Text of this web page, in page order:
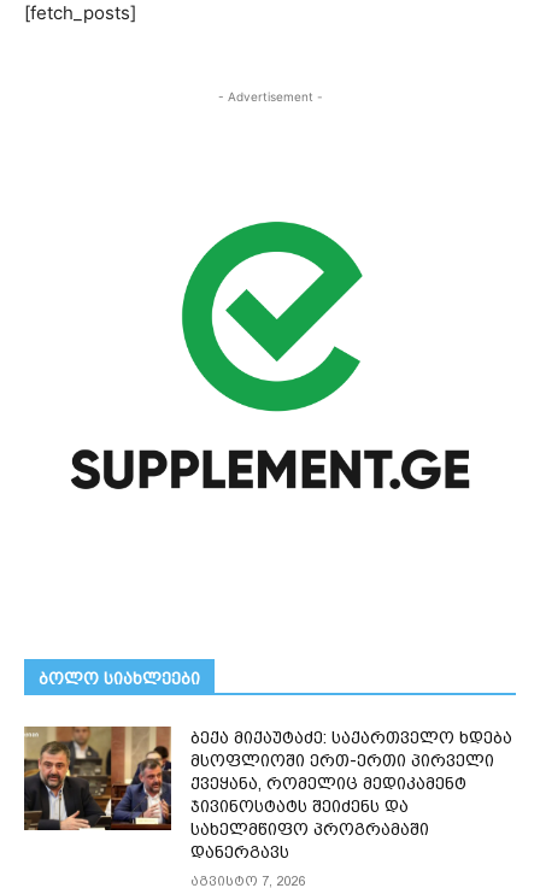
[fetch_posts]
- Advertisement -
ᲑᲝᲚᲝ ᲡᲘᲐᲮᲚᲔᲔᲑᲘ
ბექა მიქაუტაძე: საქართველო ხდება
მსოფლიოში ერთ-ერთი პირველი
ქვეყანა, რომელიც მედიკამენტ
ჯივინოსტატს შეიძენს და
სახელმწიფო პროგრამაში
დანერგავს
აგვისტო 7, 2026